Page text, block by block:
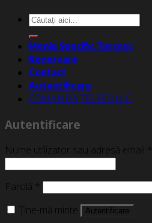
Caută
după:
Meniu Specific Turcesc
Rezervare
Contact
Autentificare
COMANDĂ TELEFONIC
Autentificare
Nume utilizator sau adresă email *
Parolă *
Ține-mă minte
Autentificare